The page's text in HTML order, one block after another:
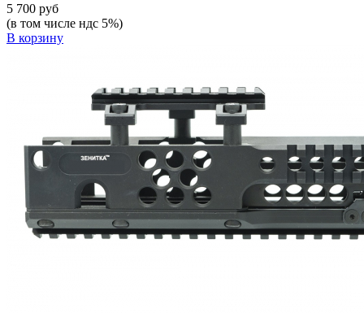
5 700 руб
(в том числе ндс 5%)
В корзину